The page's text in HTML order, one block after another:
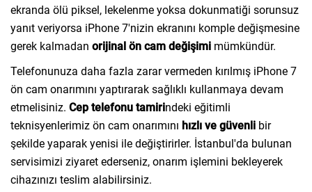
ekranda ölü piksel, lekelenme yoksa dokunmatiği sorunsuz
yanıt veriyorsa iPhone 7'nizin ekranını komple değişmesine
gerek kalmadan orijinal ön cam değişimi mümkündür.
Telefonunuza daha fazla zarar vermeden kırılmış iPhone 7
ön cam onarımını yaptırarak sağlıklı kullanmaya devam
etmelisiniz. Cep telefonu tamirindeki eğitimli
teknisyenlerimiz ön cam onarımını hızlı ve güvenli bir
şekilde yaparak yenisi ile değiştirirler. İstanbul'da bulunan
servisimizi ziyaret ederseniz, onarım işlemini bekleyerek
cihazınızı teslim alabilirsiniz.